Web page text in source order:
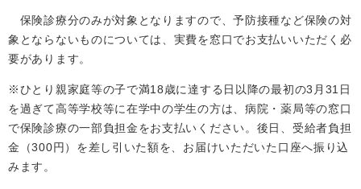
保険診療分のみが対象となりますので、予防接種など保険の対
象とならないものについては、実費を窓口でお支払いいただく必
要があります。
※ひとり親家庭等の子で満18歳に達する日以降の最初の3月31日
を過ぎて高等学校等に在学中の学生の方は、病院・薬局等の窓口
で保険診療の一部負担金をお支払いください。後日、受給者負担
金（300円）を差し引いた額を、お届けいただいた口座へ振り込
みます。